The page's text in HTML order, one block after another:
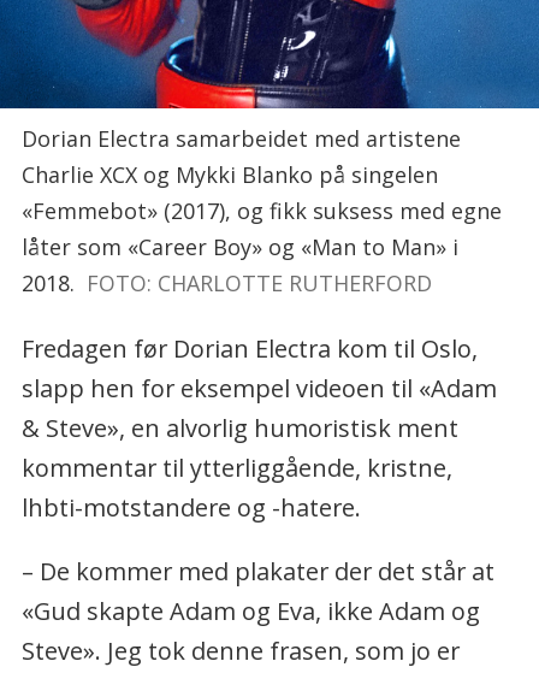
Dorian Electra samarbeidet med artistene
Charlie XCX og Mykki Blanko på singelen
«Femmebot» (2017), og fikk suksess med egne
låter som «Career Boy» og «Man to Man» i
2018. FOTO: CHARLOTTE RUTHERFORD
Fredagen før Dorian Electra kom til Oslo,
slapp hen for eksempel videoen til «Adam
& Steve», en alvorlig humoristisk ment
kommentar til ytterliggående, kristne,
lhbti-motstandere og -hatere.
– De kommer med plakater der det står at
«Gud skapte Adam og Eva, ikke Adam og
Steve». Jeg tok denne frasen, som jo er